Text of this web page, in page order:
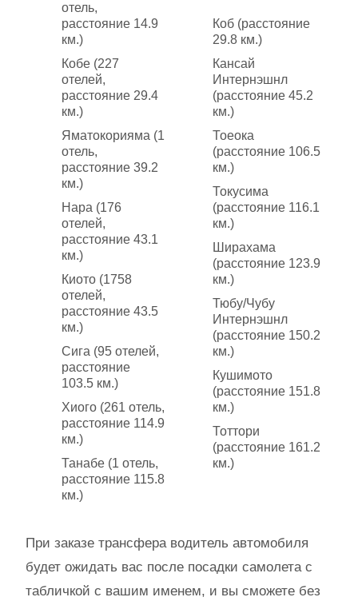
отель,
расстояние 14.9
км.)
Кобе (227
отелей,
расстояние 29.4
км.)
Яматокорияма (1
отель,
расстояние 39.2
км.)
Нара (176
отелей,
расстояние 43.1
км.)
Киото (1758
отелей,
расстояние 43.5
км.)
Сига (95 отелей,
расстояние
103.5 км.)
Хиого (261 отель,
расстояние 114.9
км.)
Танабе (1 отель,
расстояние 115.8
км.)
Коб (расстояние
29.8 км.)
Кансай
Интернэшнл
(расстояние 45.2
км.)
Тоеока
(расстояние 106.5
км.)
Токусима
(расстояние 116.1
км.)
Ширахама
(расстояние 123.9
км.)
Тюбу/Чубу
Интернэшнл
(расстояние 150.2
км.)
Кушимото
(расстояние 151.8
км.)
Тоттори
(расстояние 161.2
км.)
При заказе трансфера водитель автомобиля
будет ожидать вас после посадки самолета с
табличкой с вашим именем, и вы сможете без